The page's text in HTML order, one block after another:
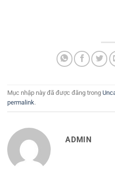
Mục nhập này đã được đăng trong
permalink.
ADMIN